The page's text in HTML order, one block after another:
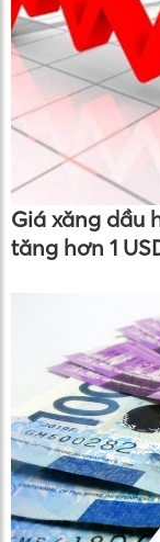
Giá xăng dầu
tăng hơn 1